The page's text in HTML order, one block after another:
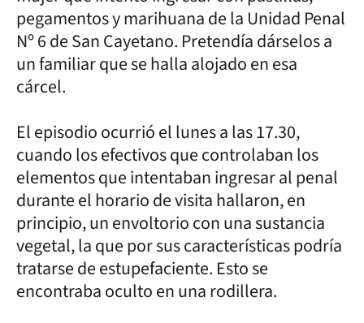
pegamentos y marihuana de la Unidad Penal
Nº 6 de San Cayetano. Pretendía dárselos a
un familiar que se halla alojado en esa
cárcel.
El episodio ocurrió el lunes a las 17.30,
cuando los efectivos que controlaban los
elementos que intentaban ingresar al penal
durante el horario de visita hallaron, en
principio, un envoltorio con una sustancia
vegetal, la que por sus características podría
tratarse de estupefaciente. Esto se
encontraba oculto en una rodillera.